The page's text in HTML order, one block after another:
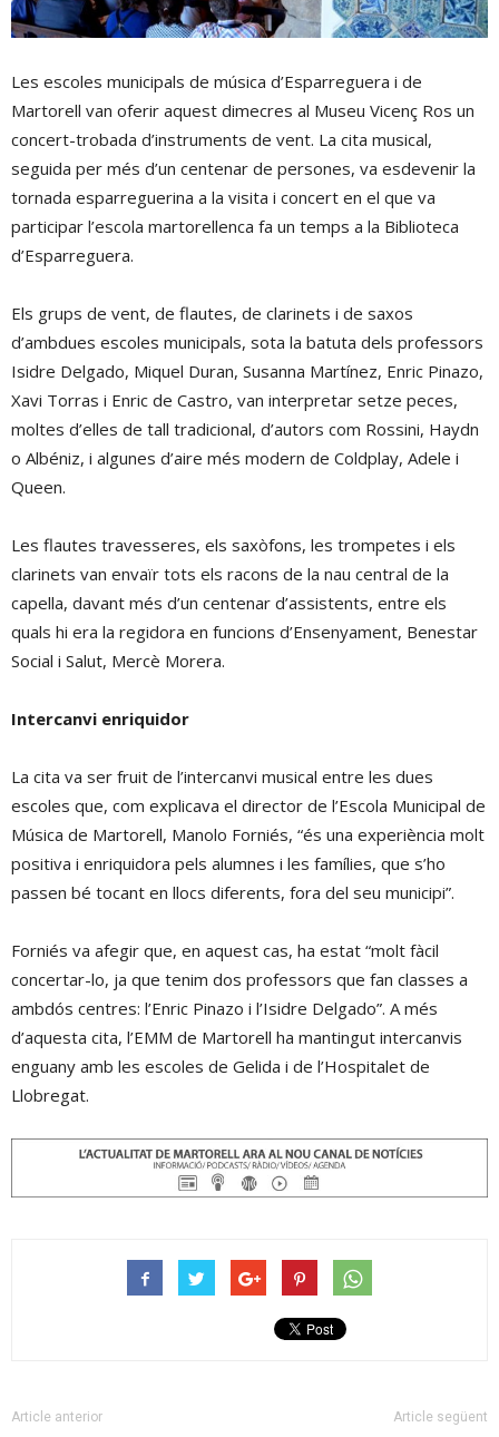
Les escoles municipals de música d’Esparreguera i de
Martorell van oferir aquest dimecres al Museu Vicenç Ros un
concert-trobada d’instruments de vent. La cita musical,
seguida per més d’un centenar de persones, va esdevenir la
tornada esparreguerina a la visita i concert en el que va
participar l’escola martorellenca fa un temps a la Biblioteca
d’Esparreguera.
Els grups de vent, de flautes, de clarinets i de saxos
d’ambdues escoles municipals, sota la batuta dels professors
Isidre Delgado, Miquel Duran, Susanna Martínez, Enric Pinazo,
Xavi Torras i Enric de Castro, van interpretar setze peces,
moltes d’elles de tall tradicional, d’autors com Rossini, Haydn
o Albéniz, i algunes d’aire més modern de Coldplay, Adele i
Queen.
Les flautes travesseres, els saxòfons, les trompetes i els
clarinets van envaïr tots els racons de la nau central de la
capella, davant més d’un centenar d’assistents, entre els
quals hi era la regidora en funcions d’Ensenyament, Benestar
Social i Salut, Mercè Morera.
Intercanvi enriquidor
La cita va ser fruit de l’intercanvi musical entre les dues
escoles que, com explicava el director de l’Escola Municipal de
Música de Martorell, Manolo Forniés, “és una experiència molt
positiva i enriquidora pels alumnes i les famílies, que s’ho
passen bé tocant en llocs diferents, fora del seu municipi”.
Forniés va afegir que, en aquest cas, ha estat “molt fàcil
concertar-lo, ja que tenim dos professors que fan classes a
ambdós centres: l’Enric Pinazo i l’Isidre Delgado”. A més
d’aquesta cita, l’EMM de Martorell ha mantingut intercanvis
enguany amb les escoles de Gelida i de l’Hospitalet de
Llobregat.
Article anterior Article següent